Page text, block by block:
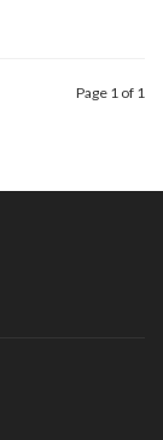
VonisPage 1 of 1